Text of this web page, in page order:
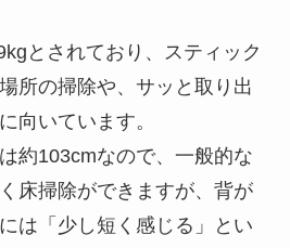
とされており、スティック
所の掃除や、サッと取り出
向いています。
約103cmなので、一般的な
床掃除ができますが、背が
は「少し短く感じる」とい